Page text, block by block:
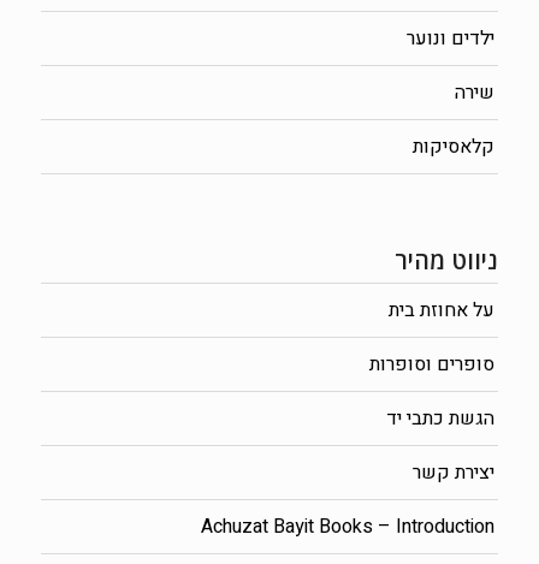
ילדים ונוער
שירה
קלאסיקות
ניווט מהיר
על אחוזת בית
סופרים וסופרות
הגשת כתבי יד
יצירת קשר
Achuzat Bayit Books – Introduction